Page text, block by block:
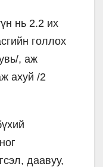
нь 2.2 их
голлох
, аж
ахуй /2
даавуу,